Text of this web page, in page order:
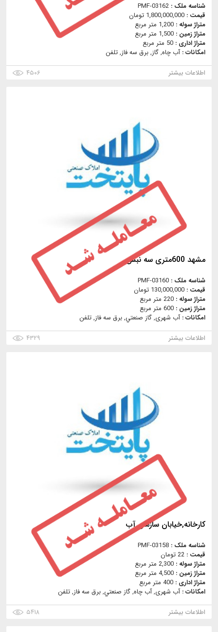
شناسه ملک : PMF-03162
قیمت : 1,800,000,000 تومان
متراژ سوله : 1,200 متر مربع
متراژ زمین : 1,500 متر مربع
متراژ اداری : 50 متر مربع
امکانات :آب چاه, گاز, برق سه فاز, تلفن
اطلاعات بیشتر
۴۵۰۶
مشهد 600متری سه نبش
شناسه ملک : PMF-03160
قیمت : 130,000,000 تومان
متراژ سوله : 220 متر مربع
متراژ زمین : 600 متر مربع
امکانات :آب شهری, گاز صنعتي, برق سه فاز, تلفن
اطلاعات بیشتر
۴۳۲۹
کارخانه,خیابان سازمان آب
شناسه ملک : PMF-03158
قیمت : 22 تومان
متراژ سوله : 2,300 متر مربع
متراژ زمین : 4,500 متر مربع
متراژ اداری : 400 متر مربع
امکانات :آب شهری, آب چاه, گاز صنعتي, برق سه فاز, تلفن
اطلاعات بیشتر
۵۴۱۸